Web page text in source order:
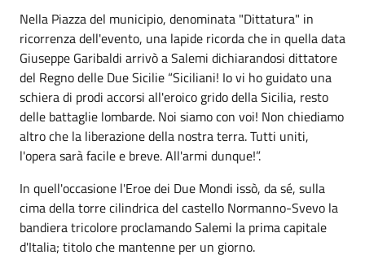
Nella Piazza del municipio, denominata "Dittatura" in
ricorrenza dell'evento, una lapide ricorda che in quella data
Giuseppe Garibaldi arrivò a Salemi dichiarandosi dittatore
del Regno delle Due Sicilie “Siciliani! Io vi ho guidato una
schiera di prodi accorsi all'eroico grido della Sicilia, resto
delle battaglie lombarde. Noi siamo con voi! Non chiediamo
altro che la liberazione della nostra terra. Tutti uniti,
l'opera sarà facile e breve. All'armi dunque!”.
In quell'occasione l'Eroe dei Due Mondi issò, da sé, sulla
cima della torre cilindrica del castello Normanno-Svevo la
bandiera tricolore proclamando Salemi la prima capitale
d'Italia; titolo che mantenne per un giorno.